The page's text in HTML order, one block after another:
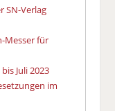
SN-Verlag
Messer für
Juli 2023
im